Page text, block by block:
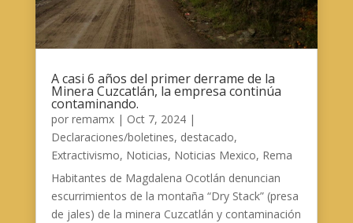
A casi 6 años del primer derrame de la
Minera Cuzcatlán, la empresa continúa
contaminando.
por remamx| Oct 7, 2024|
Declaraciones/boletines, destacado,
Extractivismo, Noticias, Noticias Mexico, Rema
Habitantes de Magdalena Ocotlán denuncian
escurrimientos de la montaña “Dry Stack” (presa
de jales) de la minera Cuzcatlán y contaminación